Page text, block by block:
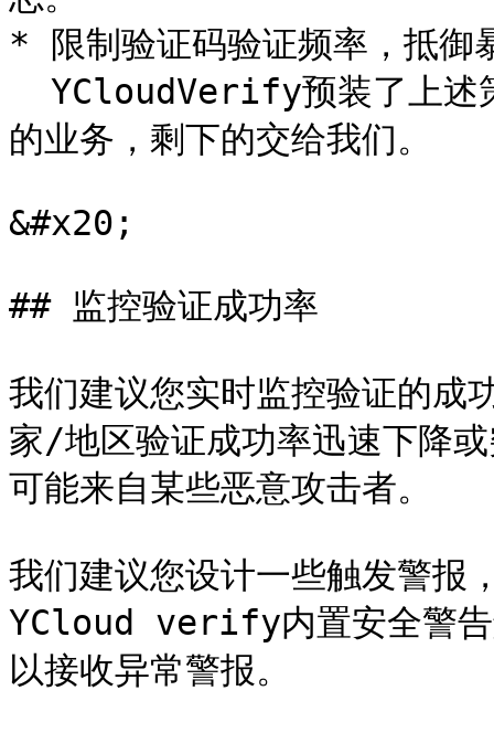
* 限制验证码验证频率，抵御
的业务，剩下的交给我们。
&#x20;
## 监控验证成功率
我们建议您实时监控验证的成
家/地区验证成功率迅速下降
可能来自某些恶意攻击者。
我们建议您设计一些触发警报
YCloud verify内置安全警告
以接收异常警报。